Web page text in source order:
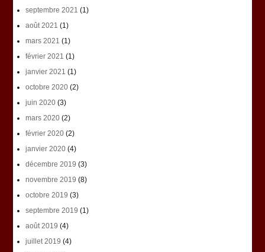
septembre 2021 (1)
août 2021 (1)
mars 2021 (1)
février 2021 (1)
janvier 2021 (1)
octobre 2020(2)
juin 2020(3)
mars 2020(2)
février 2020(2)
janvier 2020(4)
décembre 2019 (3)
novembre 2019 (8)
octobre 2019 (3)
septembre 2019 (1)
août 2019 (4)
juillet 2019 (4)